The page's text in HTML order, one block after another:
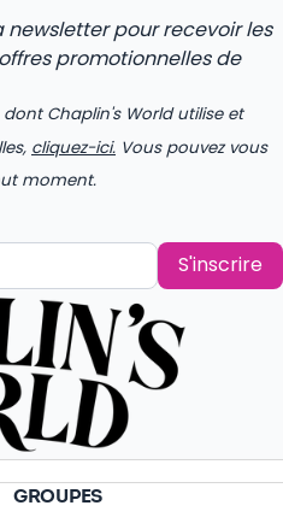
pour recevoir les
promotionnelles de
Chaplin's World utilise et
cliquez-ici. Vous pouvez vous
moment.
S'inscrire
GROUPES